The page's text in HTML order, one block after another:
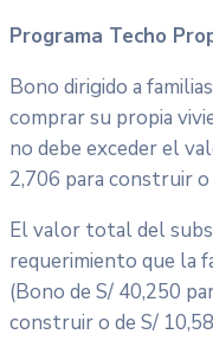
Programa Techo
Bono dirigido a
comprar su propia
no debe exceder el
2,706 para construir o
El valor total del
requerimiento que la
(Bono de S/ 40,250
construir o de S/